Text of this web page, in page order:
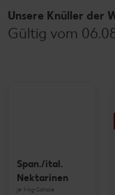
Unsere Knüller der
Gültig vom
Span./ital.
Nektarinen
je 1-kg-Schale